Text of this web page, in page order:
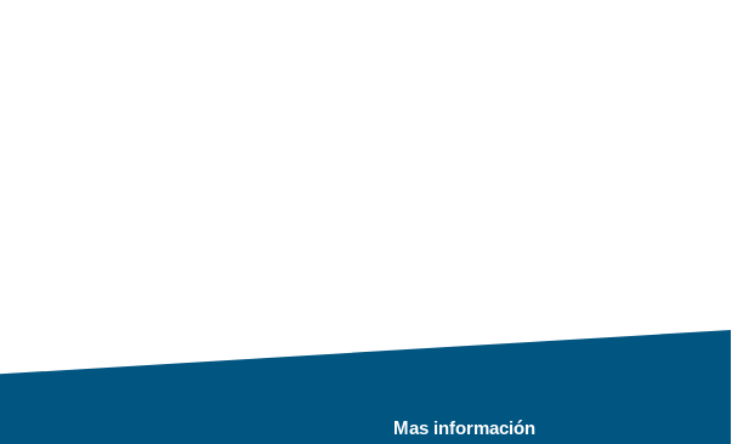
Mas información